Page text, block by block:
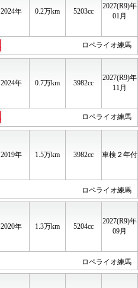
2024年 0.2万km 5203cc
2027(R9)年
01月
ロペライオ練馬
2024年 0.7万km 3982cc
2027(R9)年
11月
ロペライオ練馬
2019年 1.5万km 3982cc 車検２年付
ロペライオ練馬
2020年 1.3万km 5204cc
2027(R9)年
09月
ロペライオ練馬